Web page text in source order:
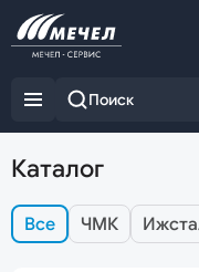
Каталог
Все ЧМК